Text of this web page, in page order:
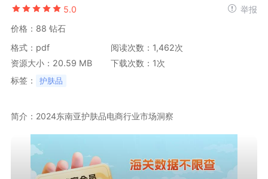
5.0
举报
价格：88 钻石
格式：pdf
阅读次数：1,462次
资源大小：20.59 MB
下载次数：1次
标签：
护肤品
简介：2024东南亚护肤品电商行业市场洞察